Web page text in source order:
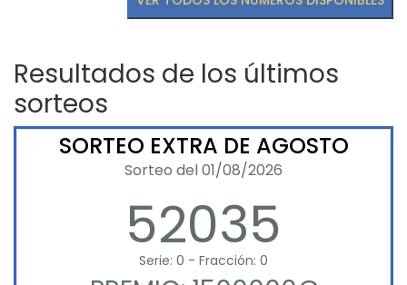
Resultados de los últimos
sorteos
SORTEO EXTRA DE AGOSTO
Sorteo del 01/08/2026
52035
Serie: 0 - Fracción: 0